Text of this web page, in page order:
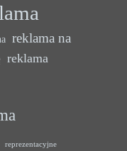
reklama na
reklama
reprezentacyjne